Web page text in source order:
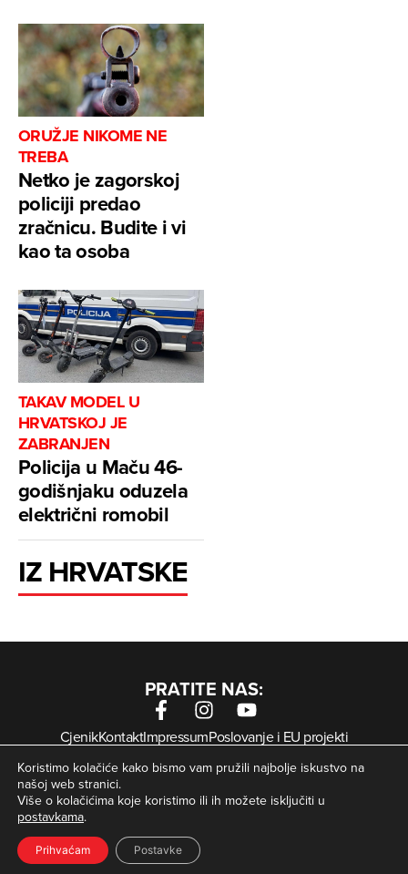
ORUŽJE NIKOME NE
TREBA
Netko je zagorskoj
policiji predao
zračnicu. Budite i vi
kao ta osoba
TAKAV MODEL U
HRVATSKOJ JE
ZABRANJEN
Policija u Maču 46-
godišnjaku oduzela
električni romobil
IZ HRVATSKE
PRATITE NAS:
CjenikKontaktImpressumPoslovanje i EU projekti
Arhiva digitalnih novina
Uvjeti korištenjaZaštita privatnosti
Kolačići
© Zagorje International – Sva prava pridržana | Developed
bykrMedia
Koristimo kolačiće kako bismo vam pružili najbolje iskustvo na
našoj web stranici.
Više o kolačićima koje koristimo ili ih možete isključiti u
postavkama.
Prihvaćam Postavke